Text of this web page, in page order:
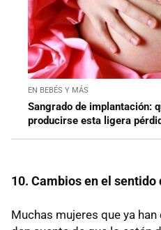
EN BEBÉS Y MÁS
Sangrado de implantación:
producirse esta ligera
10. Cambios en el
Muchas mujeres que ya